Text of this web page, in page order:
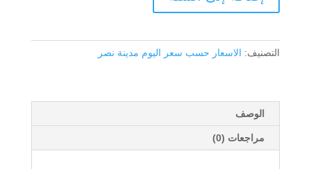
التصنيف: الاسعار حسب سعر اليوم مدينة نصر
الوصف
مراجعات (0)